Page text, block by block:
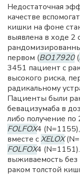
Недостаточная
качестве
кишки на фоне
выявлена в ходе
первом (BO17920(
3451 пациент с
высокого риска,
радикальному
Пациенты были
бевацизумаба в
либо получение
FOLFOX4
вместе сXELOX
FOLFOX4
выживаемость
раком толстой